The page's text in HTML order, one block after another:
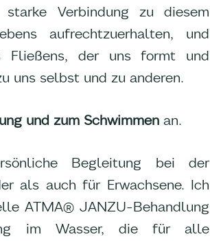
Verbindung zu diesem
aufrechtzuerhalten, und
Fließens, der uns formt und
uns selbst und zu anderen.
und zum Schwimmen an.
Begleitung bei der
als auch für Erwachsene. Ich
ATMA® JANZU-Behandlung
im Wasser, die für alle